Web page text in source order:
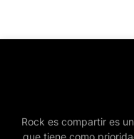
Rock es compartir es